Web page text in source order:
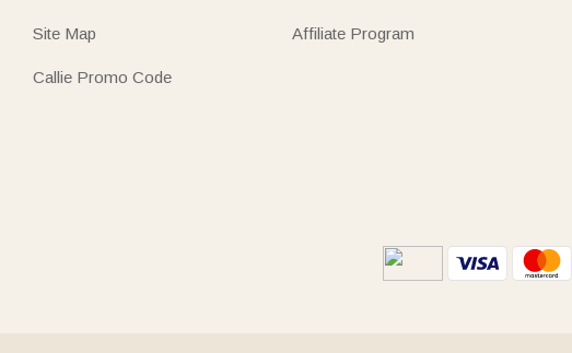
Site Map
Callie Promo Code
Affiliate Program